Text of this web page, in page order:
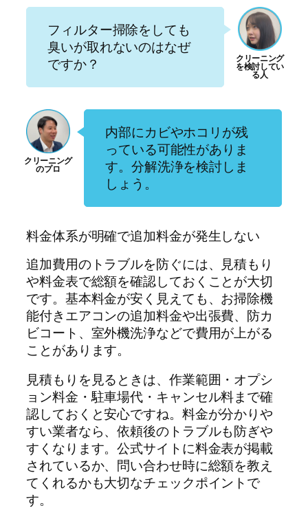
フィルター掃除をしても
臭いが取れないのはなぜ
ですか？
内部にカビやホコリが残
っている可能性がありま
す。分解洗浄を検討しま
しょう。
料金体系が明確で追加料金が発生しない
追加費用のトラブルを防ぐには、見積もり
や料金表で総額を確認しておくことが大切
です。基本料金が安く見えても、お掃除機
能付きエアコンの追加料金や出張費、防カ
ビコート、室外機洗浄などで費用が上がる
ことがあります。
見積もりを見るときは、作業範囲・オプシ
ョン料金・駐車場代・キャンセル料まで確
認しておくと安心ですね。料金が分かりや
すい業者なら、依頼後のトラブルも防ぎや
すくなります。公式サイトに料金表が掲載
されているか、問い合わせ時に総額を教え
てくれるかも大切なチェックポイントで
す。